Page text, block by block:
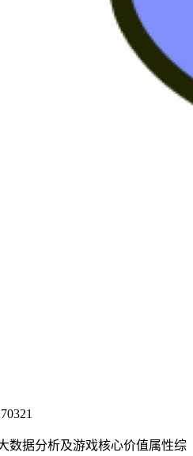
数据分析及游戏核心价值属性综